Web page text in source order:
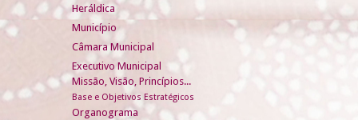
Heráldica
Município
Câmara Municipal
Executivo Municipal
Missão, Visão, Princípios...
Base e Objetivos Estratégicos
Organograma